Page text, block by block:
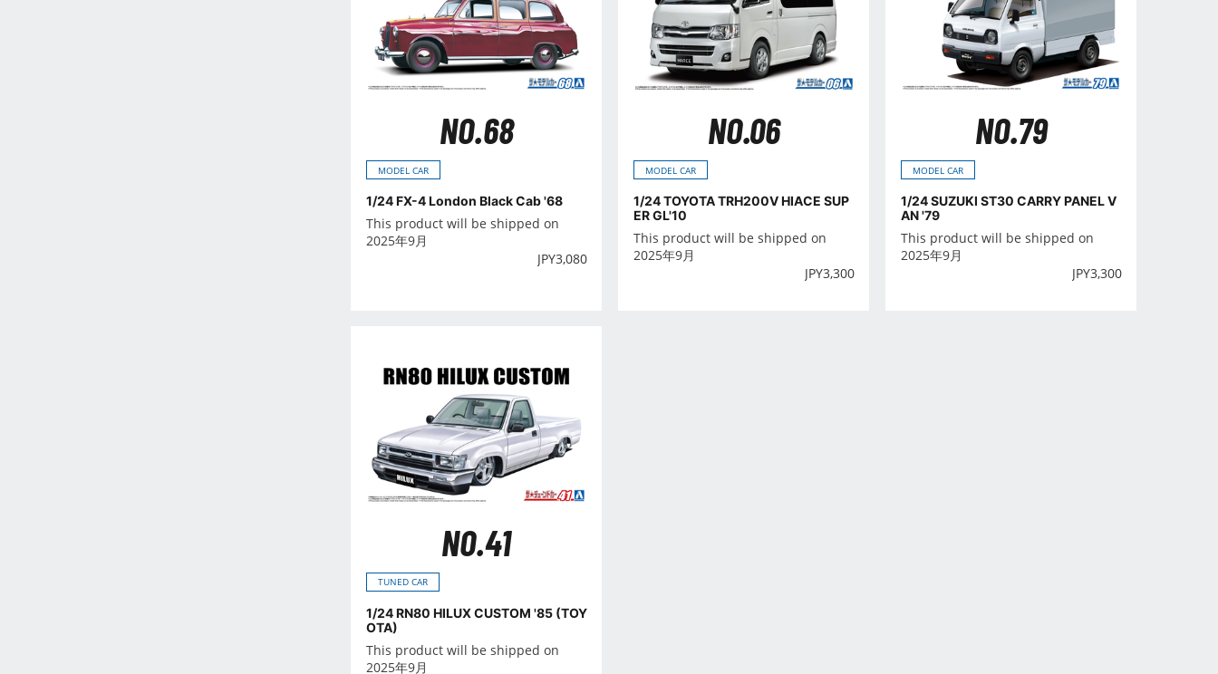
NO.68
MODEL CAR
1/24 FX-4 London Black Cab '68
This product will be shipped on
2025年9月
JPY3,080
NO.06
MODEL CAR
1/24 TOYOTA TRH200V HIACE SUP
ER GL'10
This product will be shipped on
2025年9月
JPY3,300
NO.79
MODEL CAR
1/24 SUZUKI ST30 CARRY PANEL V
AN '79
This product will be shipped on
2025年9月
JPY3,300
NO.41
TUNED CAR
1/24 RN80 HILUX CUSTOM '85 (TOY
OTA)
This product will be shipped on
2025年9月